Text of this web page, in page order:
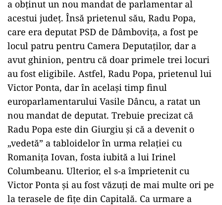
a obținut un nou mandat de parlamentar al
acestui județ. Însă prietenul său, Radu Popa,
care era deputat PSD de Dâmbovița, a fost pe
locul patru pentru Camera Deputaților, dar a
avut ghinion, pentru că doar primele trei locuri
au fost eligibile. Astfel, Radu Popa, prietenul lui
Victor Ponta, dar în același timp finul
europarlamentarului Vasile Dâncu, a ratat un
nou mandat de deputat. Trebuie precizat că
Radu Popa este din Giurgiu și că a devenit o
„vedetă” a tabloidelor în urma relației cu
Romanița Iovan, fosta iubită a lui Irinel
Columbeanu. Ulterior, el s-a împrietenit cu
Victor Ponta și au fost văzuți de mai multe ori pe
la terasele de fițe din Capitală. Ca urmare a